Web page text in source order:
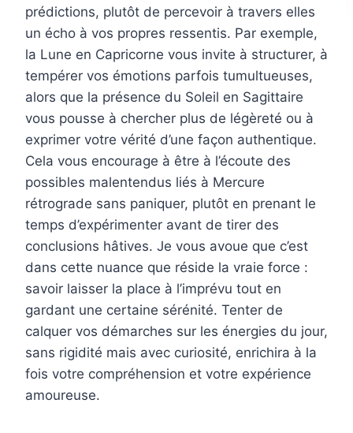
prédictions, plutôt de percevoir à travers elles
un écho à vos propres ressentis. Par exemple,
la Lune en Capricorne vous invite à structurer, à
tempérer vos émotions parfois tumultueuses,
alors que la présence du Soleil en Sagittaire
vous pousse à chercher plus de légèreté ou à
exprimer votre vérité d’une façon authentique.
Cela vous encourage à être à l’écoute des
possibles malentendus liés à Mercure
rétrograde sans paniquer, plutôt en prenant le
temps d’expérimenter avant de tirer des
conclusions hâtives. Je vous avoue que c’est
dans cette nuance que réside la vraie force :
savoir laisser la place à l’imprévu tout en
gardant une certaine sérénité. Tenter de
calquer vos démarches sur les énergies du jour,
sans rigidité mais avec curiosité, enrichira à la
fois votre compréhension et votre expérience
amoureuse.